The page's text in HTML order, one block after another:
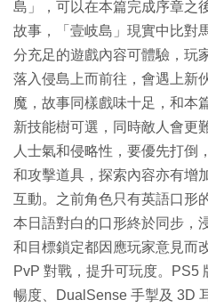
島」，可以在本篇完成序章之
故事，「壹岐島」現實中比對
分充足的遊戲內容可體驗，玩
落入侵島上而前往，會遇上新
魔，故事同樣戲味十足，和本
新技能樹可選，同時敵人會更
人士氣和侵略性，要優先打倒
和攻擊道具，探索內容亦有增
互動。之前角色只有英語口形
本日語對白的口形終於同步，
和目標鎖定都因應玩家意見而
PvP 對戰，提升可玩度。PS5
暢度、DualSense 手掣及 3D